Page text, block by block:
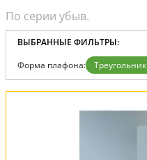
ВЫБРАННЫЕ ФИЛЬТРЫ:
Форма плафона: Треугольник
Вид:
Уличные светильники